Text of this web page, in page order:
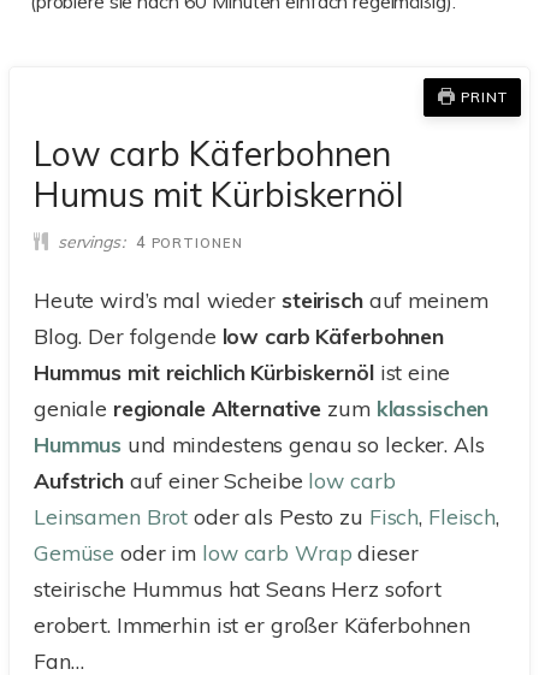
PRINT
Low carb Käferbohnen
Humus mit Kürbiskernöl
servings 4 PORTIONEN
Heute wird’s mal wieder steirischauf meinem
Blog. Der folgende low carb Käferbohnen
Hummus mit reichlich Kürbiskernölist eine
geniale regionale Alternative zum klassischen
Hummus und mindestens genau so lecker. Als
Aufstrichauf einer Scheibe low carb
Leinsamen Brot oder als Pesto zu Fisch, Fleisch,
Gemüse oder im low carb Wrap dieser
steirische Hummus hat Seans Herz sofort
erobert. Immerhin ist er großer Käferbohnen
Fan…